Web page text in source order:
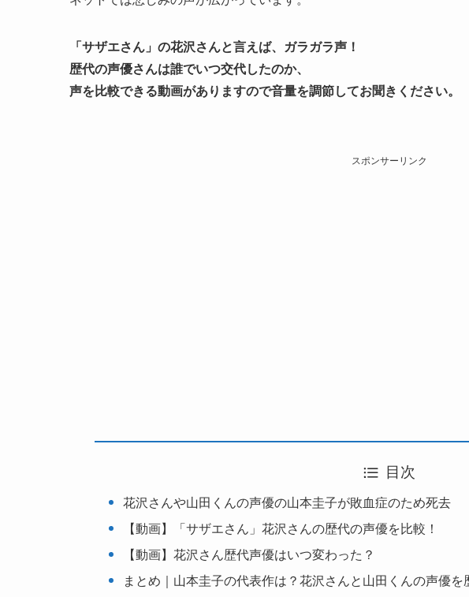
「サザエさん」の花沢さんと言えば、ガラガラ声！
歴代の声優さんは誰でいつ交代したのか、
声を比較できる動画がありますので音量を調節してお聞きください。
スポンサーリンク
目次
花沢さんや山田くんの声優の山本圭子が敗血症のため死去
【動画】「サザエさん」花沢さんの歴代の声優を比較！
【動画】花沢さん歴代声優はいつ変わった？
まとめ｜山本圭子の代表作は？花沢さんと山田くんの声優を